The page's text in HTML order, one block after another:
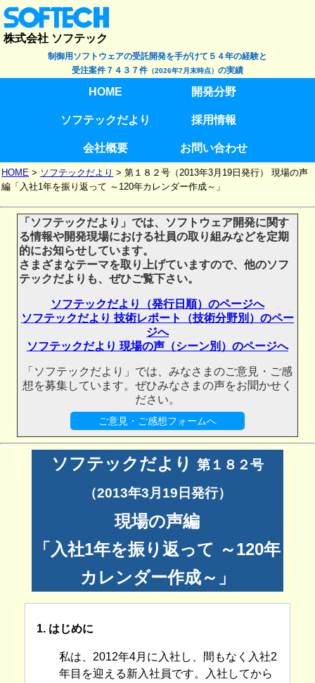
株式会社 ソフテック
制御用ソフトウェアの受託開発を手がけて５４年の経験と
受注案件７４３７件 （2026年7月末時点） の実績
HOME 開発分野
ソフテックだより 採用情報
会社概要 お問い合わせ
HOME > ソフテックだより >第１８２号（2013年3月19日発行） 現場の声
編「入社1年を振り返って ～120年カレンダー作成～」
「ソフテックだより」では、ソフトウェア開発に関す
る情報や開発現場における社員の取り組みなどを定期
的にお知らせしています。
さまざまなテーマを取り上げていますので、他のソフ
テックだよりも、ぜひご覧下さい。
ソフテックだより（発行日順）のページへ
ソフテックだより 技術レポート（技術分野別）のペー
ジへ
ソフテックだより 現場の声（シーン別）のページへ
「ソフテックだより」では、みなさまのご意見・ご感
想を募集しています。ぜひみなさまの声をお聞かせく
ださい。
ご意見・ご感想フォームへ
ソフテックだより
第１８２号
（2013年3月19日発行）
現場の声編
「入社1年を振り返って ～120年
カレンダー作成～」
1. はじめに
私は、2012年4月に入社し、間もなく入社2
年目を迎える新入社員です。入社してから